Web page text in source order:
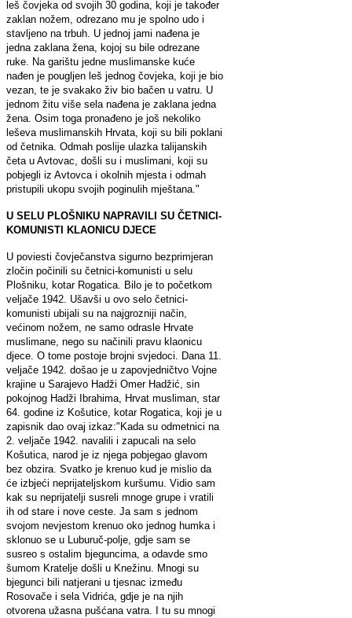
leš čovjeka od svojih 30 godina, koji je također
zaklan nožem, odrezano mu je spolno udo i
stavljeno na trbuh. U jednoj jami nađena je
jedna zaklana žena, kojoj su bile odrezane
ruke. Na garištu jedne muslimanske kuće
nađen je pougljen leš jednog čovjeka, koji je bio
vezan, te je svakako živ bio bačen u vatru. U
jednom žitu više sela nađena je zaklana jedna
žena. Osim toga pronađeno je još nekoliko
leševa muslimanskih Hrvata, koji su bili poklani
od četnika. Odmah poslije ulazka talijanskih
četa u Avtovac, došli su i muslimani, koji su
pobjegli iz Avtovca i okolnih mjesta i odmah
pristupili ukopu svojih poginulih mještana."
U SELU PLOŠNIKU NAPRAVILI SU ČETNICI-
KOMUNISTI KLAONICU DJECE
U poviesti čovječanstva sigurno bezprimjeran
zločin počinili su četnici-komunisti u selu
Plošniku, kotar Rogatica. Bilo je to početkom
veljače 1942. Ušavši u ovo selo četnici-
komunisti ubijali su na najgrozniji način,
većinom nožem, ne samo odrasle Hrvate
muslimane, nego su načinili pravu klaonicu
djece. O tome postoje brojni svjedoci. Dana 11.
veljače 1942. došao je u zapovjedničtvo Vojne
krajine u Sarajevo Hadži Omer Hadžić, sin
pokojnog Hadži Ibrahima, Hrvat musliman, star
64. godine iz Košutice, kotar Rogatica, koji je u
zapisnik dao ovaj izkaz:"Kada su odmetnici na
2. veljače 1942. navalili i zapucali na selo
Košutica, narod je iz njega pobjegao glavom
bez obzira. Svatko je krenuo kud je mislio da
će izbjeći neprijateljskom kuršumu. Vidio sam
kak su neprijatelji susreli mnoge grupe i vratili
ih od stare i nove ceste. Ja sam s jednom
svojom nevjestom krenuo oko jednog humka i
sklonuo se u Luburuč-polje, gdje sam se
susreo s ostalim bjeguncima, a odavde smo
šumom Kratelje došli u Knežinu. Mnogi su
bjegunci bili natjerani u tjesnac između
Rosovače i sela Vidrića, gdje je na njih
otvorena užasna pušćana vatra. I tu su mnogi